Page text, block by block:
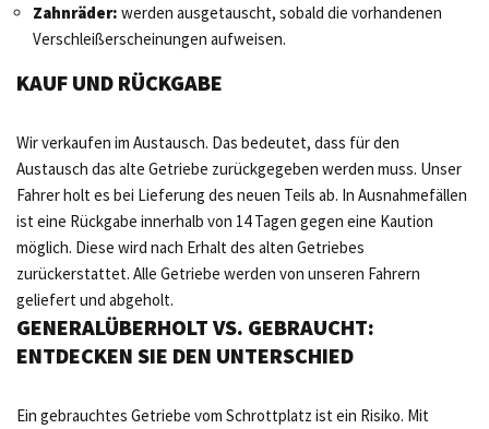
Zahnräder: werden ausgetauscht, sobald die vorhandenen
Verschleißerscheinungen aufweisen.
KAUF UND RÜCKGABE
Wir verkaufen im Austausch. Das bedeutet, dass für den
Austausch das alte Getriebe zurückgegeben werden muss. Unser
Fahrer holt es bei Lieferung des neuen Teils ab. In Ausnahmefällen
ist eine Rückgabe innerhalb von 14 Tagen gegen eine Kaution
möglich. Diese wird nach Erhalt des alten Getriebes
zurückerstattet. Alle Getriebe werden von unseren Fahrern
geliefert und abgeholt.
GENERALÜBERHOLT VS. GEBRAUCHT:
ENTDECKEN SIE DEN UNTERSCHIED
Ein gebrauchtes Getriebe vom Schrottplatz ist ein Risiko. Mit